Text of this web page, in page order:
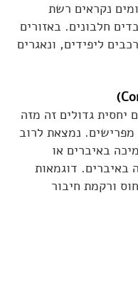
נקראים רשת
חלבונים. באזורים
ליפידים, ונאגרים
גדולים זה מזה
נמצאת לרוב
באיברים או
באיברים. דוגמאות
ורקמת חיבור